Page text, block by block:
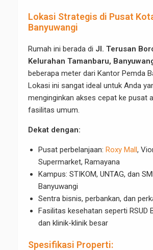
Lokasi Strategis di Pusat
Banyuwangi
Rumah ini berada di Jl. Terusan
Kelurahan Tamanbaru,
beberapa meter dari Kantor Pemda
Lokasi ini sangat ideal untuk Anda
menginginkan akses cepat ke pusat
fasilitas umum.
Dekat dengan:
Pusat perbelanjaan: Roxy Mall,
Supermarket, Ramayana
Kampus: STIKOM, UNTAG, dan
Banyuwangi
Sentra bisnis, perbankan, dan
Fasilitas kesehatan seperti RSUD
dan klinik-klinik besar
Spesifikasi Properti: